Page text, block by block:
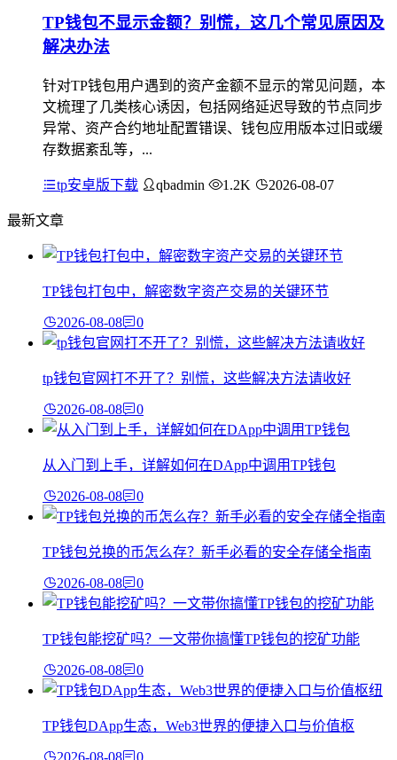
TP钱包不显示金额？别慌，这几个常见原因及
解决办法
针对TP钱包用户遇到的资产金额不显示的常见问题，本
文梳理了几类核心诱因，包括网络延迟导致的节点同步
异常、资产合约地址配置错误、钱包应用版本过旧或缓
存数据紊乱等，...
tp安卓版下载 qbadmin 1.2K 2026-08-07
最新文章
TP钱包打包中，解密数字资产交易的关键环节
2026-08-08 0
tp钱包官网打不开了？别慌，这些解决方法请收好
2026-08-08 0
从入门到上手，详解如何在DApp中调用TP钱包
2026-08-08 0
TP钱包兑换的币怎么存？新手必看的安全存储全指南
2026-08-08 0
TP钱包能挖矿吗？一文带你搞懂TP钱包的挖矿功能
2026-08-08 0
TP钱包DApp生态，Web3世界的便捷入口与价值枢
2026-08-08 0